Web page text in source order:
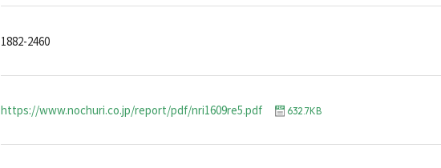
1882-2460
https://www.nochuri.co.jp/report/pdf/nri1609re5.pdf 632.7KB